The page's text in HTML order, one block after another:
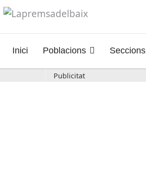
Inici Poblacions Seccions
Publicitat